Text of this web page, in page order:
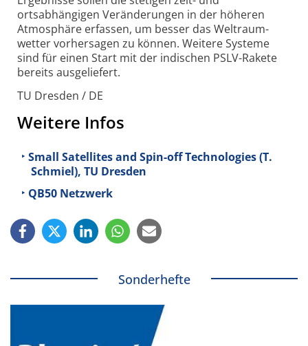
ortsabhängigen Veränderungen in der höheren
Atmosphäre erfassen, um besser das Weltraum­
wetter vorhersagen zu können. Weitere Systeme
sind für einen Start mit der indischen PSLV-Rakete
bereits ausgeliefert.
TU Dresden / DE
Weitere Infos
Small Satellites and Spin-off Technologies (T.
Schmiel), TU Dresden
QB50 Netzwerk
Sonderhefte